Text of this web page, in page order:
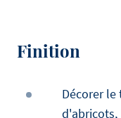
Finition
Décorer le
d'abricots,